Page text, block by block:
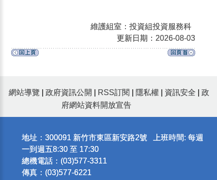
維護組室：投資組投資服務科
更新日期：2026-08-03
網站導覽 政府資訊公開 RSS訂閱 隱私權 資訊安全
政
府網站資料開放宣告
地址：300091 新竹市東區新安路2號 上班時間: 每週
一到週五8:30 至 17:30
總機電話：(03)577-3311
傳真：(03)577-6221